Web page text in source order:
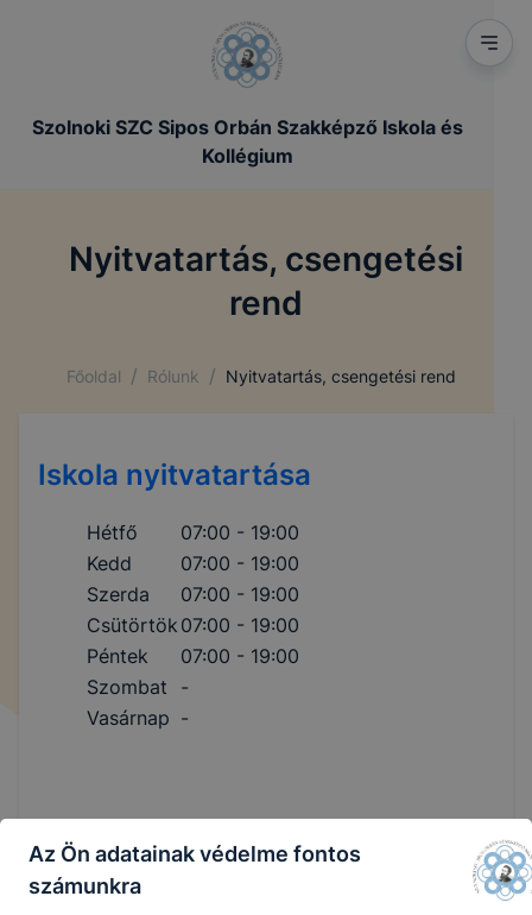
Szolnoki SZC Sipos Orbán Szakképző Iskola és
Kollégium
Nyitvatartás, csengetési
rend
Főoldal / Rólunk / Nyitvatartás, csengetési rend
Iskola nyitvatartása
Hétfő
07:00 - 19:00
Kedd
07:00 - 19:00
Szerda
07:00 - 19:00
Csütörtök 07:00 - 19:00
Péntek
07:00 - 19:00
Szombat
-
Vasárnap -
Az Ön adatainak védelme fontos
számunkra